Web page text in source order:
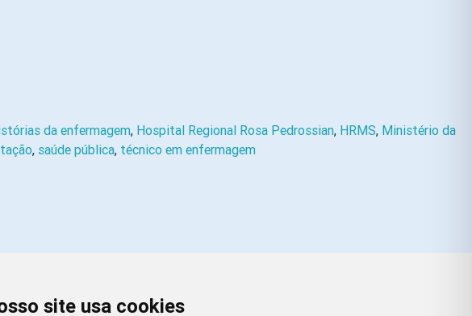
site usa cookies
da enfermagem, Hospital Regional Rosa Pedrossian, HRMS, Ministério da
, saúde pública, técnico em enfermagem